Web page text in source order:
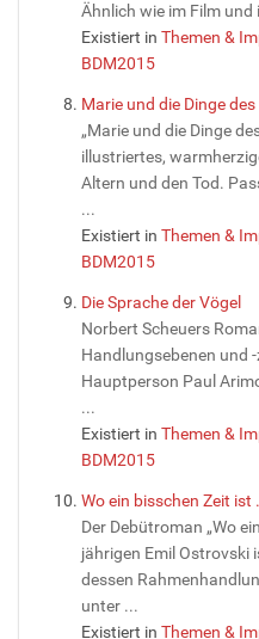
Ähnlich wie im Film und
Existiert in Themen &
BDM2015
Marie und die Dinge
„Marie und die Dinge
illustriertes,
Altern und den Tod.
...
Existiert in Themen &
BDM2015
Die Sprache der Vögel
Norbert Scheuers
Handlungsebenen und
Hauptperson Paul
...
Existiert in Themen &
BDM2015
Wo ein bisschen Zeit ist
Der Debütroman „Wo
jährigen Emil Ostrovski
dessen
unter ...
Existiert in Themen &